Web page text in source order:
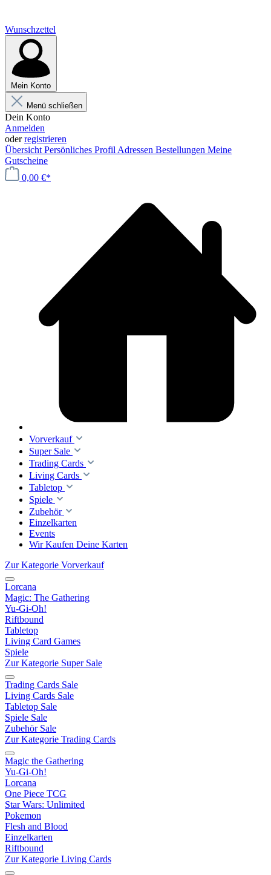
Wunschzettel
Mein Konto
Menü schließen
Dein Konto
Anmelden
oderregistrieren
Übersicht Persönliches Profil Adressen Bestellungen Meine
Gutscheine
0,00 €*
Vorverkauf
Super Sale
Trading Cards
Living Cards
Tabletop
Spiele
Zubehör
Einzelkarten
Events
Wir Kaufen Deine Karten
Zur Kategorie Vorverkauf
Lorcana
Magic: The Gathering
Yu-Gi-Oh!
Riftbound
Tabletop
Living Card Games
Spiele
Zur Kategorie Super Sale
Trading Cards Sale
Living Cards Sale
Tabletop Sale
Spiele Sale
Zubehör Sale
Zur Kategorie Trading Cards
Magic the Gathering
Yu-Gi-Oh!
Lorcana
One Piece TCG
Star Wars: Unlimited
Pokemon
Flesh and Blood
Einzelkarten
Riftbound
Zur Kategorie Living Cards